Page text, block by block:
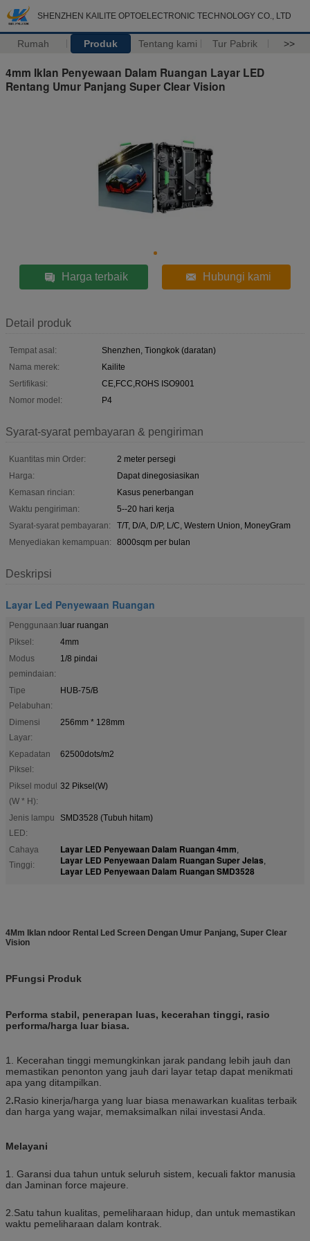
SHENZHEN KAILITE OPTOELECTRONIC TECHNOLOGY CO., LTD
Rumah Produk Tentang kami Tur Pabrik >>
4mm Iklan Penyewaan Dalam Ruangan Layar LED
Rentang Umur Panjang Super Clear Vision
Harga terbaik Hubungi kami
Detail produk
Tempat asal:
Shenzhen, Tiongkok (daratan)
Nama merek:
Kailite
Sertifikasi:
CE,FCC,ROHS ISO9001
Nomor model:
P4
Syarat-syarat pembayaran & pengiriman
Kuantitas min Order:
2 meter persegi
Harga:
Dapat dinegosiasikan
Kemasan rincian:
Kasus penerbangan
Waktu pengiriman:
5--20 hari kerja
Syarat-syarat pembayaran:
T/T, D/A, D/P, L/C, Western Union, MoneyGram
Menyediakan kemampuan:
8000sqm per bulan
Deskripsi
Layar Led Penyewaan Ruangan
Penggunaan:luar ruangan
Piksel:
4mm
Modus
pemindaian:
1/8 pindai
Tipe
Pelabuhan:
HUB-75/B
Dimensi
Layar:
256mm * 128mm
Kepadatan
Piksel:
62500dots/m2
Piksel modul
(W * H):
32 Piksel(W)
Jenis lampu
LED:
SMD3528 (Tubuh hitam)
Cahaya
Tinggi:
Layar LED Penyewaan Dalam Ruangan 4mm,
Layar LED Penyewaan Dalam Ruangan Super Jelas,
Layar LED Penyewaan Dalam Ruangan SMD3528
4Mm Iklan ndoor Rental Led Screen Dengan Umur Panjang, Super Clear
Vision
PFungsi Produk
Performa stabil, penerapan luas, kecerahan tinggi, rasio
performa/harga luar biasa.
1. Kecerahan tinggi memungkinkan jarak pandang lebih jauh dan
memastikan penonton yang jauh dari layar tetap dapat menikmati
apa yang ditampilkan.
2.Rasio kinerja/harga yang luar biasa menawarkan kualitas terbaik
dan harga yang wajar, memaksimalkan nilai investasi Anda.
Melayani
1. Garansi dua tahun untuk seluruh sistem, kecuali faktor manusia
dan Jaminan force majeure.
2.Satu tahun kualitas, pemeliharaan hidup, dan untuk memastikan
waktu pemeliharaan dalam kontrak.